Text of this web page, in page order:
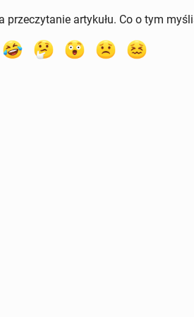
przeczytanie artykułu. Co o tym